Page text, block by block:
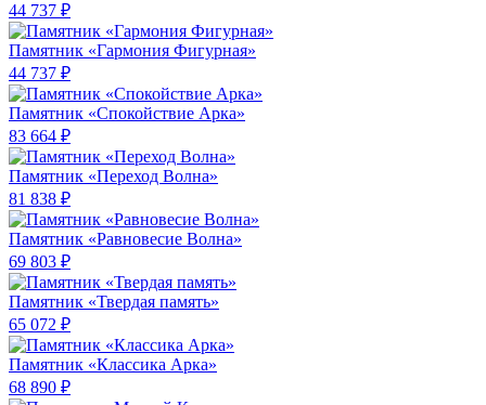
44 737 ₽
Памятник «Гармония Фигурная»
44 737 ₽
Памятник «Спокойствие Арка»
83 664 ₽
Памятник «Переход Волна»
81 838 ₽
Памятник «Равновесие Волна»
69 803 ₽
Памятник «Твердая память»
65 072 ₽
Памятник «Классика Арка»
68 890 ₽